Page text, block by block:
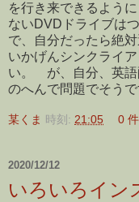
を行き来できるよう
ないDVDドライブは
で、自分だったら絶
いかげんシンクライ
い。 が、自分、英語
のへんで問題でそうで
某くま 時刻: 21:05 0
2020/12/12
いろいろイン